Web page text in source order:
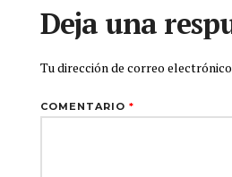
Deja una
Tu dirección de correo
COMENTARIO *